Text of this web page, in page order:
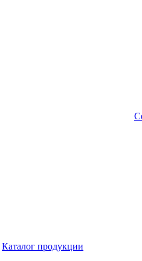
Каталог продукции